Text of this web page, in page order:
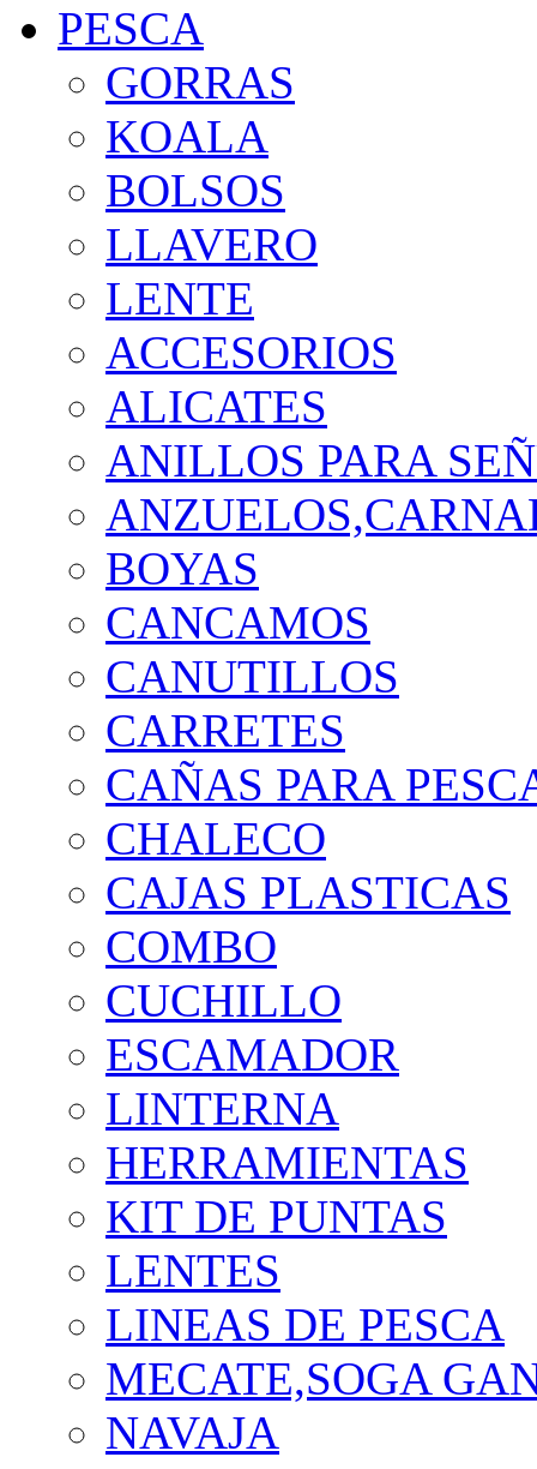
PESCA
GORRAS
KOALA
BOLSOS
LLAVERO
LENTE
ACCESORIOS
ALICATES
ANILLOS PARA
BOYAS
CANCAMOS
CANUTILLOS
CARRETES
CAÑAS PARA
CHALECO
CAJAS PLASTICAS
COMBO
CUCHILLO
ESCAMADOR
LINTERNA
HERRAMIENTAS
KIT DE PUNTAS
LENTES
LINEAS DE PESCA
MECATE,SOGA
NAVAJA